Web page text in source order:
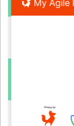
My Agile